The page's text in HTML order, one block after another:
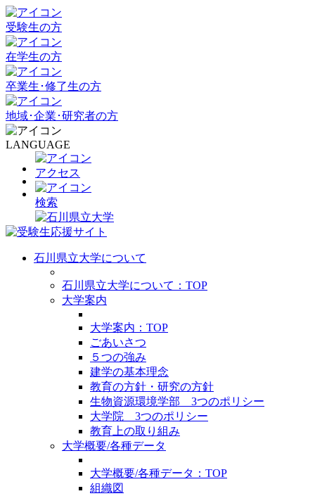
受験生の方
在学生の方
卒業生･修了生の方
地域･企業･研究者の方
LANGUAGE
アクセス
検索
石川県立大学について
石川県立大学について：TOP
大学案内
大学案内：TOP
ごあいさつ
５つの強み
建学の基本理念
教育の方針・研究の方針
生物資源環境学部 3つのポリシー
大学院 3つのポリシー
教育上の取り組み
大学概要/各種データ
大学概要/各種データ：TOP
組織図